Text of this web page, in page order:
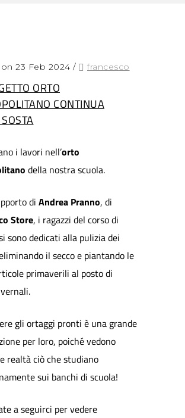
23 Feb 2024 / francesco
ORTO
CONTINUA
i lavori nell’orto
della nostra scuola.
di Andrea Pranno, di
Store, i ragazzi del corso di
sono dedicati alla pulizia dei
il secco e piantando le
primaverili al posto di
gli ortaggi pronti è una grande
per loro, poiché vedono
realtà ciò che studiano
sui banchi di scuola!
a seguirci per vedere